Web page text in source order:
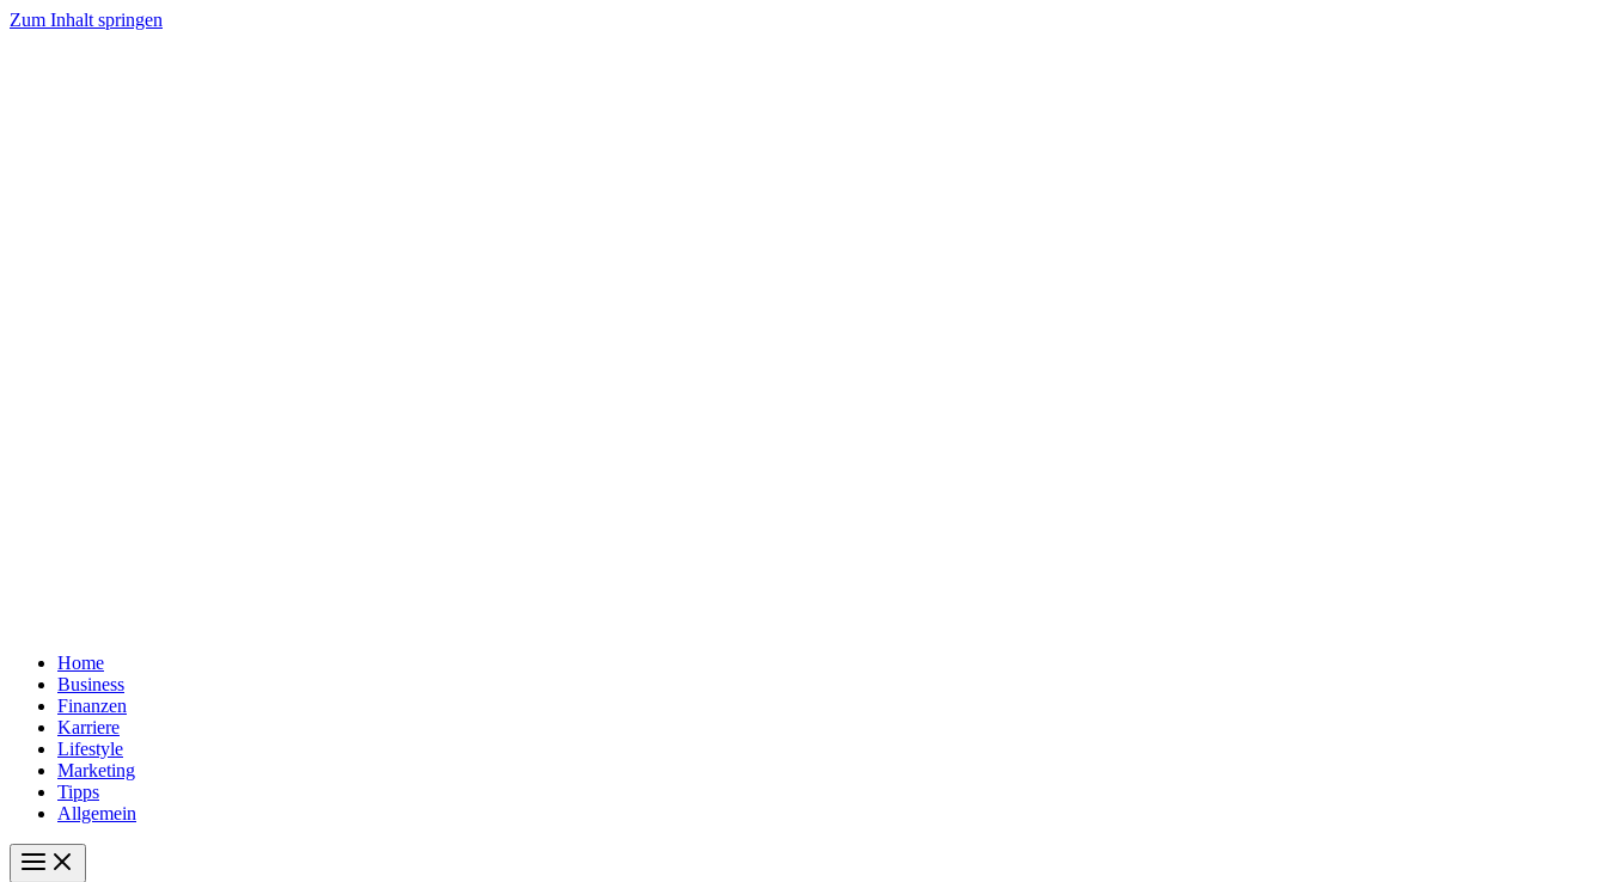
Zum Inhalt springen
Home
Business
Finanzen
Karriere
Lifestyle
Marketing
Tipps
Allgemein